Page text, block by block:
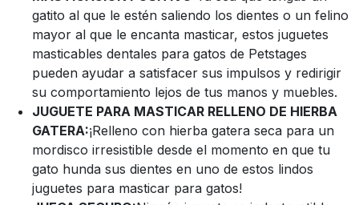
gatito al que le estén saliendo los dientes o un felino
mayor al que le encanta masticar, estos juguetes
masticables dentales para gatos de Petstages
pueden ayudar a satisfacer sus impulsos y redirigir
su comportamiento lejos de tus manos y muebles.
JUGUETE PARA MASTICAR RELLENO DE HIERBA
GATERA:¡Relleno con hierba gatera seca para un
mordisco irresistible desde el momento en que tu
gato hunda sus dientes en uno de estos lindos
juguetes para masticar para gatos!